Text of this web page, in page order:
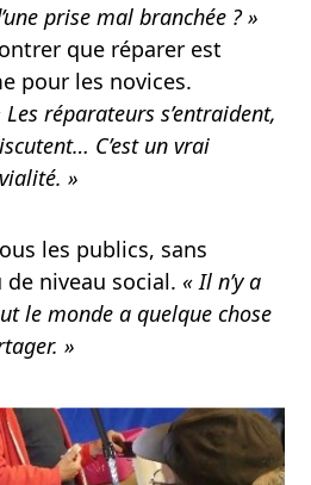
prise mal branchée ? »
que réparer est
pour les novices.
Les réparateurs s’entraident,
C’est un vrai
»
les publics, sans
de niveau social. « Il n’y a
le monde a quelque chose
»